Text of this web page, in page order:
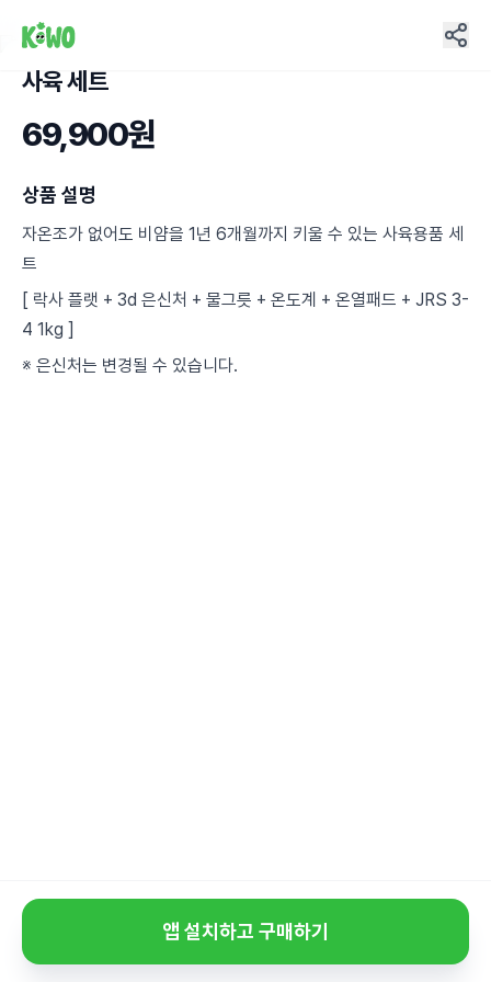
사육 세트
69,900원
상품 설명
자온조가 없어도 비얌을 1년 6개월까지 키울 수 있는 사육용품 세
트
[ 락사 플랫 + 3d 은신처 + 물그릇 + 온도계 + 온열패드 + JRS 3-
4 1kg ]
※ 은신처는 변경될 수 있습니다.
앱 설치하고 구매하기